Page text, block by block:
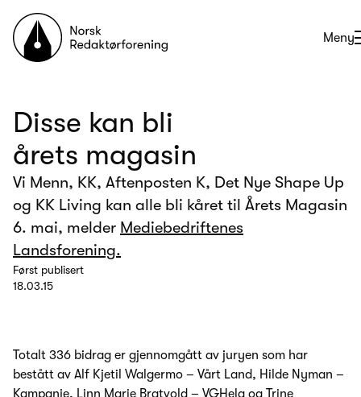
Til forsiden
Åpne
Meny
Disse kan bli
årets magasin
Vi Menn, KK, Aftenposten K, Det Nye Shape Up
og KK Living kan alle bli kåret til Årets Magasin
6. mai, melder Mediebedriftenes
Landsforening.
Først publisert
18.03.15
Totalt 336 bidrag er gjennomgått av juryen som har
bestått av Alf Kjetil Walgermo – Vårt Land, Hilde Nyman –
Kampanje, Linn Marie Bratvold – VGHelg og Trine